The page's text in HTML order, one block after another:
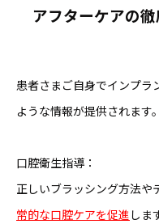
アフターケアの
患者さまご自身でインプラ
ような情報が提供されます。
口腔衛生指導：
正しいブラッシング方法や
常的な口腔ケアを促進 しま